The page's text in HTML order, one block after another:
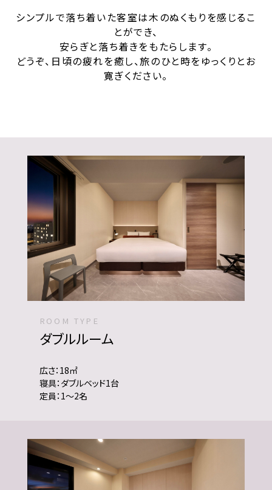
シンプルで落ち着いた客室は木のぬくもりを感じるこ
とができ、
安らぎと落ち着きをもたらします。
どうぞ、日頃の疲れを癒し、旅のひと時をゆっくりとお
寛ぎください。
ROOM TYPE
ダブルルーム
広さ：18㎡
寝具：ダブルベッド1台
定員：1～2名